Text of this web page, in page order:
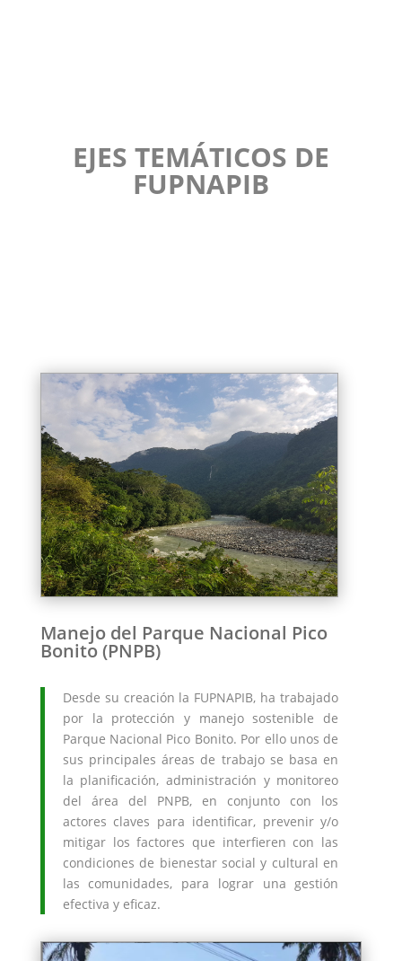
EJES TEMÁTICOS DE
FUPNAPIB
Manejo del Parque Nacional Pico
Bonito (PNPB)
Desde su creación la FUPNAPIB, ha trabajado
por la protección y manejo sostenible de
Parque Nacional Pico Bonito. Por ello unos de
sus principales áreas de trabajo se basa en
la planificación, administración y monitoreo
del área del PNPB, en conjunto con los
actores claves para identificar, prevenir y/o
mitigar los factores que interfieren con las
condiciones de bienestar social y cultural en
las comunidades, para lograr una gestión
efectiva y eficaz.